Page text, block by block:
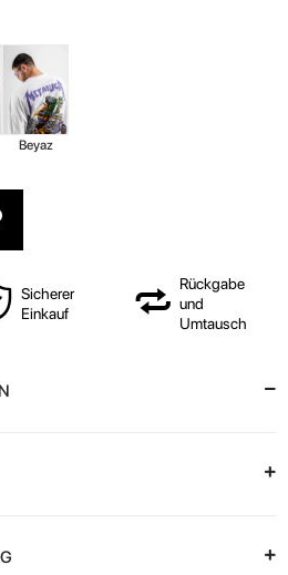
Beyaz
Sicherer
Einkauf
Rückgabe
und
Umtausch